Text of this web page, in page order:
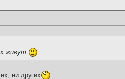
живут.
ни других